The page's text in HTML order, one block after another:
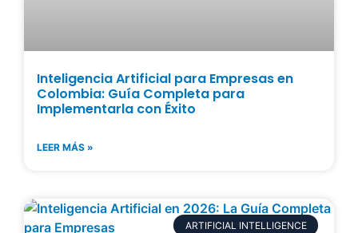
Inteligencia Artificial para Empresas en
Colombia: Guía Completa para
Implementarla con Éxito
LEER MÁS »
ARTIFICIAL INTELLIGENCE